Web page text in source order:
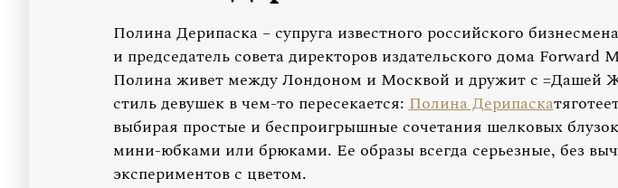
Полина Дерипаска – супруга известного российского
и председатель совета директоров издательского дома Forward
Полина живет между Лондоном и Москвой и дружит с =Дашей
стиль девушек в чем-то пересекается:Полина Дерипаска
выбирая простые и беспроигрышные сочетания шелковых
мини-юбками или брюками. Ее образы всегда серьезные, без
экспериментов с цветом.